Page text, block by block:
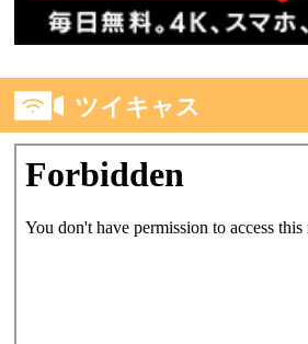
ツイキャス